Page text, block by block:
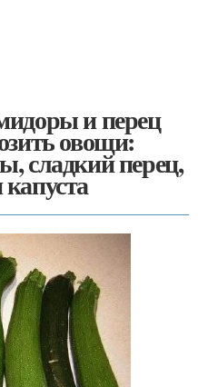
и перец
овощи:
сладкий перец,